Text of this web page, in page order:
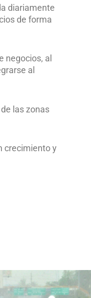
diariamente
de forma
negocios, al
al
las zonas
crecimiento y